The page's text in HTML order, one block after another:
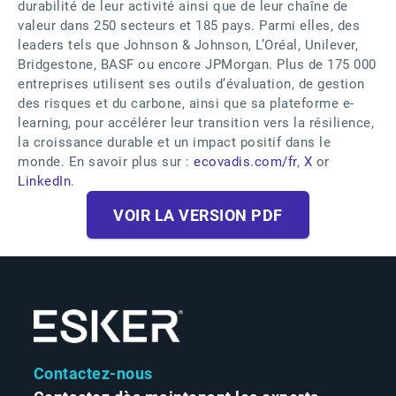
durabilité de leur activité ainsi que de leur chaîne de
valeur dans 250 secteurs et 185 pays. Parmi elles, des
leaders tels que Johnson & Johnson, L’Oréal, Unilever,
Bridgestone, BASF ou encore JPMorgan. Plus de 175 000
entreprises utilisent ses outils d’évaluation, de gestion
des risques et du carbone, ainsi que sa plateforme e-
learning, pour accélérer leur transition vers la résilience,
la croissance durable et un impact positif dans le
monde. En savoir plus sur : ecovadis.com/fr, X or
LinkedIn.
VOIR LA VERSION PDF
Contactez-nous